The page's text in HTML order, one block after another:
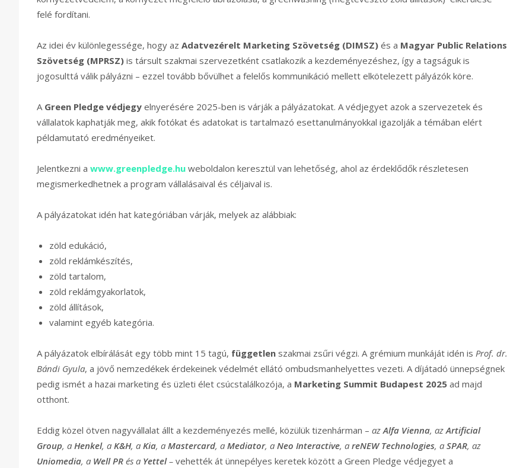
felé fordítani.
Az idei év különlegessége, hogy az Adatvezérelt Marketing Szövetség (DIMSZ) és a Magyar Public Relations
Szövetség (MPRSZ) is társult szakmai szervezetként csatlakozik a kezdeményezéshez, így a tagságuk is
jogosulttá válik pályázni – ezzel tovább bővülhet a felelős kommunikáció mellett elkötelezett pályázók köre.
A Green Pledge védjegy elnyerésére 2025-ben is várják a pályázatokat. A védjegyet azok a szervezetek és
vállalatok kaphatják meg, akik fotókat és adatokat is tartalmazó esettanulmányokkal igazolják a témában elért
példamutató eredményeiket.
Jelentkezni a www.greenpledge.hu weboldalon keresztül van lehetőség, ahol az érdeklődők részletesen
megismerkedhetnek a program vállalásaival és céljaival is.
A pályázatokat idén hat kategóriában várják, melyek az alábbiak:
zöld edukáció,
zöld reklámkészítés,
zöld tartalom,
zöld reklámgyakorlatok,
zöld állítások,
valamint egyéb kategória.
A pályázatok elbírálását egy több mint 15 tagú, független szakmai zsűri végzi. A grémium munkáját idén is Prof. dr.
Bándi Gyula, a jövő nemzedékek érdekeinek védelmét ellátó ombudsmanhelyettes vezeti. A díjátadó ünnepségnek
pedig ismét a hazai marketing és üzleti élet csúcstalálkozója, a Marketing Summit Budapest 2025 ad majd
otthont.
Eddig közel ötven nagyvállalat állt a kezdeményezés mellé, közülük tizenhárman – az Alfa Vienna, az Artificial
Group, a Henkel, a K&H, a Kia, a Mastercard, a Mediator, a Neo Interactive, a reNEW Technologies, a SPAR, az
Uniomedia, a Well PR és a Yettel– vehették át ünnepélyes keretek között a Green Pledge védjegyet a